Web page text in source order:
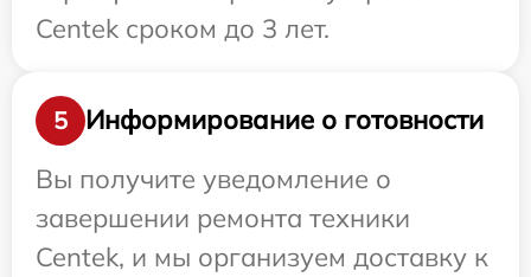
Centek сроком до 3 лет.
5
Информирование о готовности
Вы получите уведомление о
завершении ремонта техники
Centek, и мы организуем доставку к